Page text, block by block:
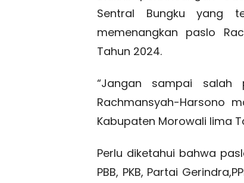
Sentral Bungku yang
memenangkan paslo
Tahun 2024.
“Jangan sampai
Rachmansyah-Harsono
Kabupaten Morowali lima
Perlu diketahui bahwa
PBB, PKB, Partai